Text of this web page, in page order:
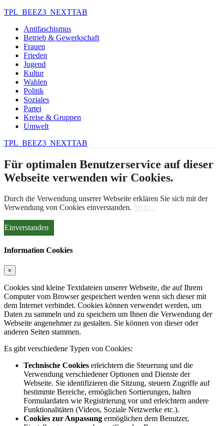
TPL_BEEZ3_NEXTTAB
Antifaschismus
Betrieb & Gewerkschaft
Frauen
Frieden
Jugend
Kultur
Wahlen
Politik
Soziales
Partei
Kreise & Gruppen
Umwelt
TPL_BEEZ3_NEXTTAB
Für optimalen Benutzerservice auf dieser
Webseite verwenden wir Cookies.
Durch die Verwendung unserer Webseite erklären Sie sich mit der
Verwendung von Cookies einverstanden. Mehr...
Einverstanden
Information Cookies
×
Cookies sind kleine Textdateien unserer Webseite, die auf Ihrem
Computer vom Browser gespeichert werden wenn sich dieser mit
dem Internet verbindet. Cookies können verwendet werden, um
Daten zu sammeln und zu speichern um Ihnen die Verwendung der
Webseite angenehmer zu gestalten. Sie können von dieser oder
anderen Seiten stammen.
Es gibt verschiedene Typen von Cookies:
Technische Cookies erleichtern die Steuerung und die
Verwendung verschiedener Optionen und Dienste der
Webseite. Sie identifizieren die Sitzung, steuern Zugriffe auf
bestimmte Bereiche, ermöglichen Sortierungen, halten
Formulardaten wie Registrierung vor und erleichtern andere
Funktionalitäten (Videos, Soziale Netzwerke etc.).
Cookies zur Anpassung ermöglichen dem Benutzer,